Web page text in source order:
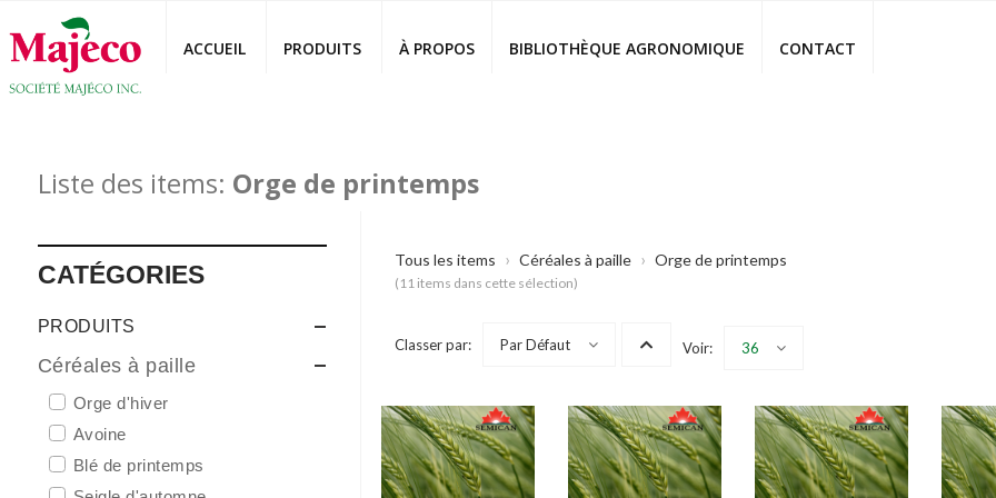
ACCUEIL PRODUITS À PROPOS‎ BIBLIOTHÈQUE AGRONOMIQUE‎ CONTACT
Liste des items: Orge de printemps
CATÉGORIES
PRODUITS
Céréales à paille
Orge d'hiver
Avoine
Blé de printemps
Tous les items › Céréales à paille › Orge de printemps
(11 items dans cette sélection)
Classer par: Par Défaut Voir: 36